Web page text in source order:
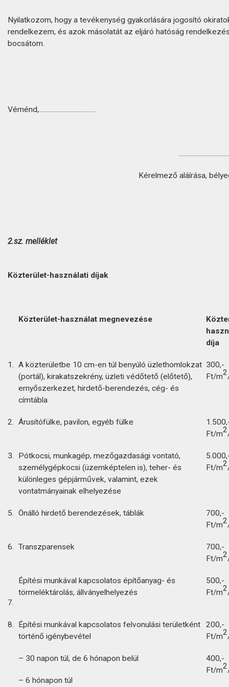
Nyilatkozom, hogy a tevékenység gyakorlására jogosító
rendelkezem, és azok másolatát az eljáró hatóság
bocsátom.
Véménd,.....................................
Kérelmező aláírása,
2.sz. melléklet
Közterület-használati díjak
Közterület-használat megnevezése
díja
1.
A közterületbe 10 cm-en túl benyúló üzlethomlokzat
(portál), kirakatszekrény, üzleti védőtető (előtető),
ernyőszerkezet, hirdető-berendezés, cég- és
címtábla
300,-
Ft/m2
2. Árusítófülke, pavilon, egyéb fülke
Ft/m2
3.
Pótkocsi, munkagép, mezőgazdasági vontató,
személygépkocsi (üzemképtelen is), teher- és
különleges gépjárművek, valamint, ezek
vontatmányainak elhelyezése
Ft/m2
5. Önálló hirdető berendezések, táblák
700,-
Ft/m2
6. Transzparensek
700,-
Ft/m2
7.
Építési munkával kapcsolatos építőanyag- és
törmeléktárolás, állványelhelyezés
500,-
Ft/m2
8.
Építési munkával kapcsolatos felvonulási területként
történő igénybevétel
– 30 napon túl, de 6 hónapon belül
– 6 hónapon túl
200,-
Ft/m2
400,-
Ft/m2